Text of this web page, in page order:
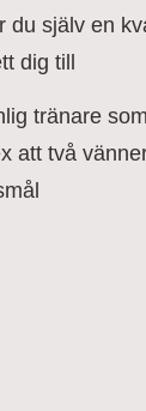
du själv en
dig till
tränare som
att två